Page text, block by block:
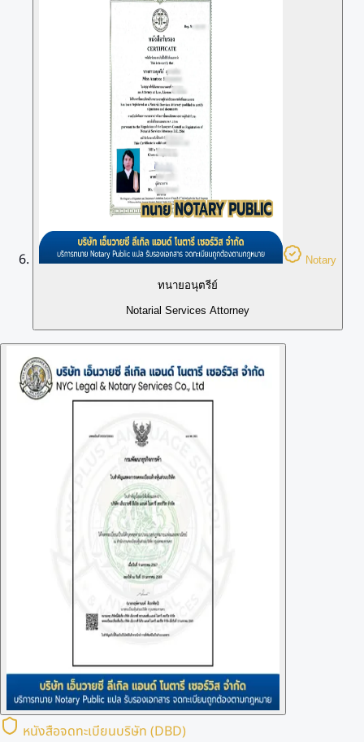
Notary
ทนายอนุตรีย์
Notarial Services Attorney
หนังสือจดทะเบียนบริษัท (DBD)